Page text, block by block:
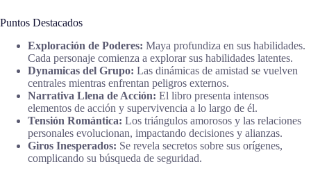
Puntos Destacados
Exploración de Poderes: Maya profundiza en sus habilidades.
Cada personaje comienza a explorar sus habilidades latentes.
Dynamicas del Grupo: Las dinámicas de amistad se vuelven
centrales mientras enfrentan peligros externos.
Narrativa Llena de Acción: El libro presenta intensos
elementos de acción y supervivencia a lo largo de él.
Tensión Romántica: Los triángulos amorosos y las relaciones
personales evolucionan, impactando decisiones y alianzas.
Giros Inesperados: Se revela secretos sobre sus orígenes,
complicando su búsqueda de seguridad.